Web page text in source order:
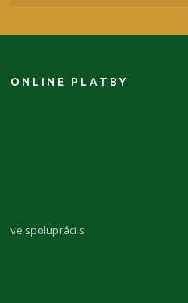
ONLINE PLATBY
ve spolupráci s